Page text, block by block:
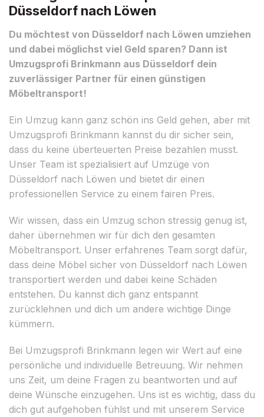
Düsseldorf nach Löwen
Du möchtest von Düsseldorf nach Löwen umziehen
und dabei möglichst viel Geld sparen? Dann ist
Umzugsprofi Brinkmann aus Düsseldorf dein
zuverlässiger Partner für einen günstigen
Möbeltransport!
Ein Umzug kann ganz schön ins Geld gehen, aber mit
Umzugsprofi Brinkmann kannst du dir sicher sein,
dass du keine überteuerten Preise bezahlen musst.
Unser Team ist spezialisiert auf Umzüge von
Düsseldorf nach Löwen und bietet dir einen
professionellen Service zu einem fairen Preis.
Wir wissen, dass ein Umzug schon stressig genug ist,
daher übernehmen wir für dich den gesamten
Möbeltransport. Unser erfahrenes Team sorgt dafür,
dass deine Möbel sicher von Düsseldorf nach Löwen
transportiert werden und dabei keine Schäden
entstehen. Du kannst dich ganz entspannt
zurücklehnen und dich um andere wichtige Dinge
kümmern.
Bei Umzugsprofi Brinkmann legen wir Wert auf eine
persönliche und individuelle Betreuung. Wir nehmen
uns Zeit, um deine Fragen zu beantworten und auf
deine Wünsche einzugehen. Uns ist es wichtig, dass du
dich gut aufgehoben fühlst und mit unserem Service